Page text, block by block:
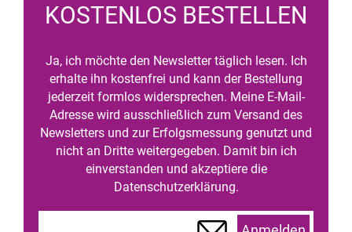
KOSTENLOS BESTELLEN
Ja, ich möchte den Newsletter täglich lesen. Ich
erhalte ihn kostenfrei und kann der Bestellung
jederzeit formlos widersprechen. Meine E-Mail-
Adresse wird ausschließlich zum Versand des
Newsletters und zur Erfolgsmessung genutzt und
nicht an Dritte weitergegeben. Damit bin ich
einverstanden und akzeptiere die
Datenschutzerklärung.